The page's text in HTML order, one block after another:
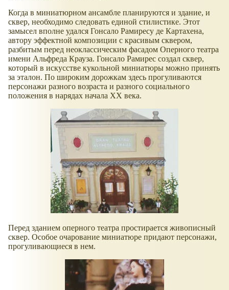
Когда в миниатюрном ансамбле планируются и здание, и
сквер, необходимо следовать единой стилистике. Этот
замысел вполне удался Гонсало Рамиресу де Картахена,
автору эффектной композиции с красивым сквером,
разбитым перед неоклассическим фасадом Оперного театра
имени Альфреда Крауза. Гонсало Рамирес создал сквер,
который в искусстве кукольной миниатюры можно принять
за эталон. По широким дорожкам здесь прогуливаются
персонажи разного возраста и разного социального
положения в нарядах начала XX века.
Перед зданием оперного театра простирается живописный
сквер. Особое очарование миниатюре придают персонажи,
прогуливающиеся в нем.